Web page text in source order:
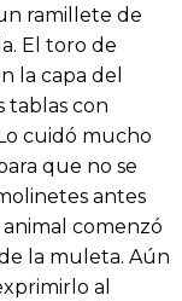
ramillete de
El toro de
la capa del
tablas con
cuidó mucho
que no se
antes
comenzó
la muleta. Aún
al